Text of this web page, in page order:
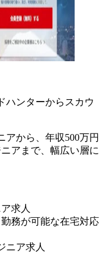
ハンターからスカウ
アから、年収500万円
アまで、幅広い層に
求人
務が可能な在宅対応
ニア求人